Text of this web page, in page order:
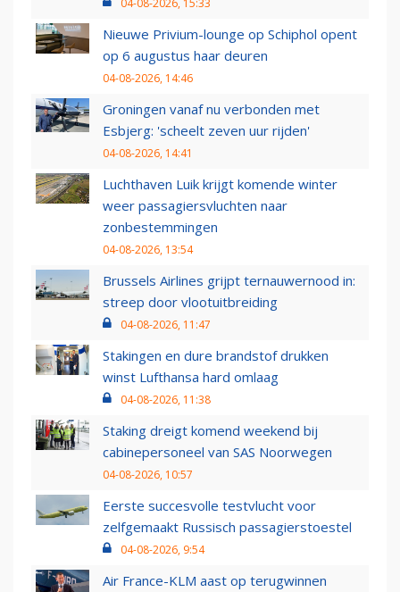
04-08-2026, 15:33
Nieuwe Privium-lounge op Schiphol opent
op 6 augustus haar deuren
04-08-2026, 14:46
Groningen vanaf nu verbonden met
Esbjerg: 'scheelt zeven uur rijden'
04-08-2026, 14:41
Luchthaven Luik krijgt komende winter
weer passagiersvluchten naar
zonbestemmingen
04-08-2026, 13:54
Brussels Airlines grijpt ternauwernood in:
streep door vlootuitbreiding
04-08-2026, 11:47
Stakingen en dure brandstof drukken
winst Lufthansa hard omlaag
04-08-2026, 11:38
Staking dreigt komend weekend bij
cabinepersoneel van SAS Noorwegen
04-08-2026, 10:57
Eerste succesvolle testvlucht voor
zelfgemaakt Russisch passagierstoestel
04-08-2026, 9:54
Air France-KLM aast op terugwinnen